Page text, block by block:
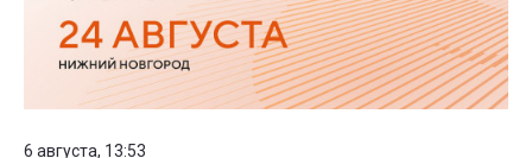
6 августа, 13:53